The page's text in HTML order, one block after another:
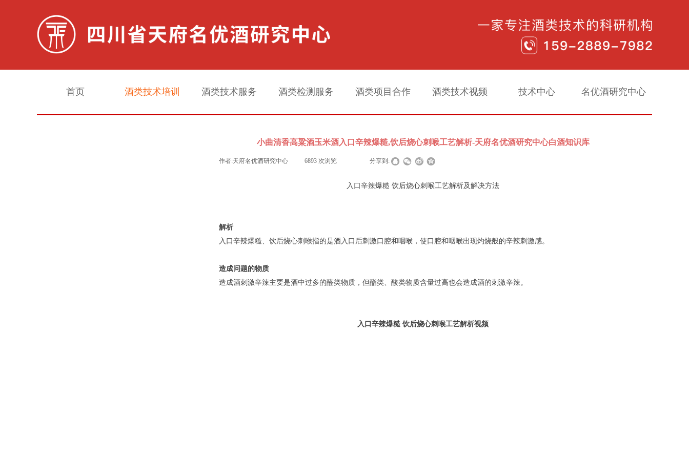
首页 酒类技术培训 酒类技术服务 酒类检测服务 酒类项目合作 酒类技术视频 技术中心 名优酒研究中心
小曲清香高粱酒玉米酒入口辛辣爆糙,饮后烧心刺喉工艺解析-天府名优酒研究中心白酒知识库
作者:天府名优酒研究中心 6893 次浏览 分享到:
入口辛辣爆糙 饮后烧心刺喉工艺解析及解决方法
解析
入口辛辣爆糙、饮后烧心刺喉指的是酒入口后刺激口腔和咽喉，使口腔和咽喉出现灼烧般的辛辣刺激感。
造成问题的物质
造成酒刺激辛辣主要是酒中过多的醛类物质，但酯类、酸类物质含量过高也会造成酒的刺激辛辣。
入口辛辣爆糙 饮后烧心刺喉工艺解析视频